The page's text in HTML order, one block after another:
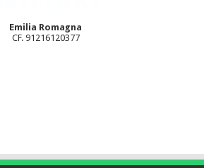
Emilia Romagna
CF. 91216120377